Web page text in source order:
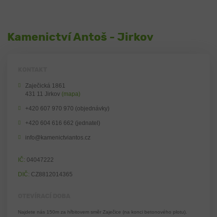
Kamenictví Antoš - Jirkov
Zaječická 1861
431 11 Jirkov (mapa)
+420 607 970 970 (objednávky)
+420 604 616 662 (jednatel)
info@kamenictviantos.cz
IČ: 04047222
DIČ: CZ8812014365
Najdete nás 150m za hřbitovem směr Zaječice (na konci betonového plotu).